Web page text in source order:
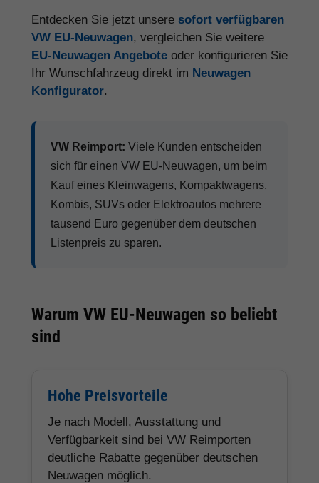
Entdecken Sie jetzt unsere sofort verfügbaren
VW EU-Neuwagen, vergleichen Sie weitere
EU-Neuwagen Angebote oder konfigurieren Sie
Ihr Wunschfahrzeug direkt im Neuwagen
Konfigurator.
VW Reimport: Viele Kunden entscheiden
sich für einen VW EU-Neuwagen, um beim
Kauf eines Kleinwagens, Kompaktwagens,
Kombis, SUVs oder Elektroautos mehrere
tausend Euro gegenüber dem deutschen
Listenpreis zu sparen.
Warum VW EU-Neuwagen so beliebt
sind
Hohe Preisvorteile
Je nach Modell, Ausstattung und
Verfügbarkeit sind bei VW Reimporten
deutliche Rabatte gegenüber deutschen
Neuwagen möglich.